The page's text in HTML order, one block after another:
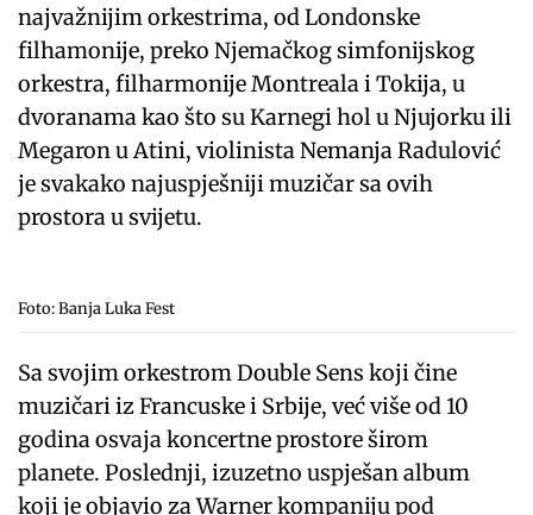
najvažnijim orkestrima, od Londonske
filhamonije, preko Njemačkog simfonijskog
orkestra, filharmonije Montreala i Tokija, u
dvoranama kao što su Karnegi hol u Njujorku ili
Megaron u Atini, violinista Nemanja Radulović
je svakako najuspješniji muzičar sa ovih
prostora u svijetu.
Foto: Banja Luka Fest
Sa svojim orkestrom Double Sens koji čine
muzičari iz Francuske i Srbije, već više od 10
godina osvaja koncertne prostore širom
planete. Poslednji, izuzetno uspješan album
koji je objavio za Warner kompaniju pod